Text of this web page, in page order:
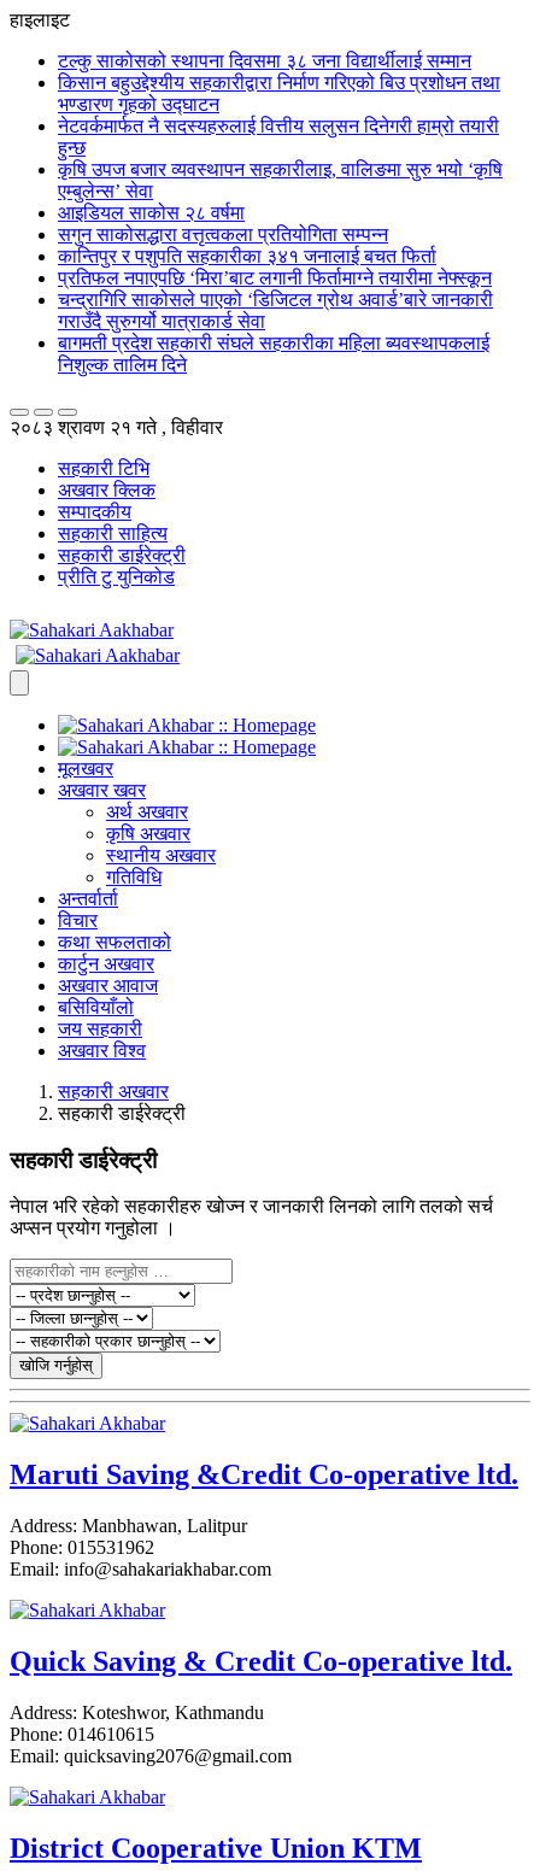
हाइलाइट
टल्कु साकोसको स्थापना दिवसमा ३८ जना विद्यार्थीलाई सम्मान
किसान बहुउद्देश्यीय सहकारीद्वारा निर्माण गरिएको बिउ प्रशोधन तथा
भण्डारण गृहको उद्घाटन
नेटवर्कमार्फत नै सदस्यहरुलाई वित्तीय सलुसन दिनेगरी हाम्रो तयारी
हुन्छ
कृषि उपज बजार व्यवस्थापन सहकारीलाइ, वालिङमा सुरु भयो ‘कृषि
एम्बुलेन्स’ सेवा
आइडियल साकोस २८ वर्षमा
सगुन साकोसद्धारा वत्तृत्वकला प्रतियोगिता सम्पन्न
कान्तिपुर र पशुपति सहकारीका ३४१ जनालाई बचत फिर्ता
प्रतिफल नपाएपछि ‘मिरा’बाट लगानी फिर्तामाग्ने तयारीमा नेफ्स्कून
चन्द्रागिरि साकोसले पाएको ‘डिजिटल ग्रोथ अवार्ड’बारे जानकारी
गराउँदै सुरुगर्यो यात्राकार्ड सेवा
बागमती प्रदेश सहकारी संघले सहकारीका महिला ब्यवस्थापकलाई
निशुल्क तालिम दिने
२०८३ श्रावण २१ गते , विहीवार
सहकारी टिभि
अखवार क्लिक
सम्पादकीय
सहकारी साहित्य
सहकारी डाईरेक्ट्री
प्रीति टु युनिकोड
मूलखवर
अखवार खवर
अर्थ अखवार
कृषि अखवार
स्थानीय अखवार
गतिविधि
अन्तर्वार्ता
विचार
कथा सफलताको
कार्टुन अखवार
अखवार आवाज
बसिवियाँलो
जय सहकारी
अखवार विश्व
सहकारी अखवार
सहकारी डाईरेक्ट्री
सहकारी डाईरेक्ट्री
नेपाल भरि रहेको सहकारीहरु खोज्न र जानकारी लिनको लागि तलको सर्च
अप्सन प्रयोग गनुहोला ।
खोजि गर्नुहोस्
Maruti Saving &Credit Co-operative ltd.
Address: Manbhawan, Lalitpur
Phone: 015531962
Email: info@sahakariakhabar.com
Quick Saving & Credit Co-operative ltd.
Address: Koteshwor, Kathmandu
Phone: 014610615
Email: quicksaving2076@gmail.com
District Cooperative Union KTM